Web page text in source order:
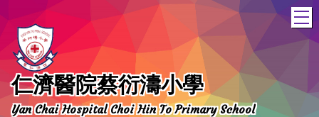
仁濟醫院蔡衍濤小學
Yan Chai Hospital Choi Hin To Primary School